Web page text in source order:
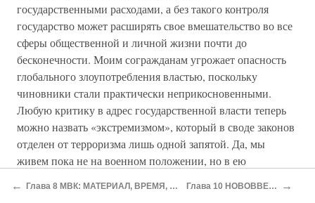
государственными расходами, а без такого контроля
государство может расширять свое вмешательство во все
сферы общественной и личной жизни почти до
бесконечности. Моим согражданам угрожает опасность
глобального злоупотребления властью, поскольку
чиновники стали практически неприкосновенными.
Любую критику в адрес государственной власти теперь
можно назвать «экстремизмом», который в своде законов
отделен от терроризма лишь одной запятой. Да, мы
живем пока не на военном положении, но в ею
изменились лишь детали.
← Глава 8 МВК: МАТЕРИАЛ, ВРЕМЯ, КАЧЕСТВО Глава 10 НОВОВВЕДЕНИЯ →